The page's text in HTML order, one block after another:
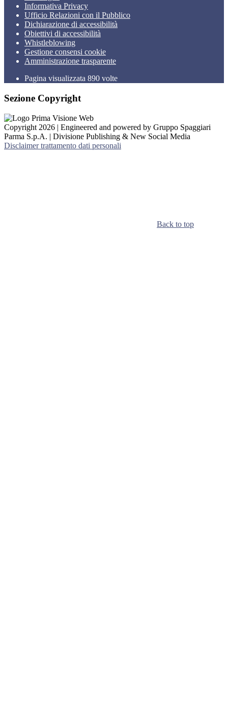
Informativa Privacy
Ufficio Relazioni con il Pubblico
Dichiarazione di accessibilità
Obiettivi di accessibilità
Whistleblowing
Gestione consensi cookie
Amministrazione trasparente
Pagina visualizzata 890 volte
Sezione Copyright
Copyright 2026 | Engineered and powered by Gruppo Spaggiari
Parma S.p.A. | Divisione Publishing & New Social Media
Disclaimer trattamento dati personali
Back to top